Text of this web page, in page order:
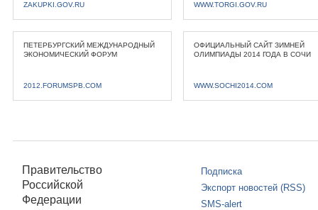
ZAKUPKI.GOV.RU WWW.TORGI.GOV.RU
ПЕТЕРБУРГСКИЙ МЕЖДУНАРОДНЫЙ
ЭКОНОМИЧЕСКИЙ ФОРУМ
2012.FORUMSPB.COM
ОФИЦИАЛЬНЫЙ САЙТ ЗИМНЕЙ
ОЛИМПИАДЫ 2014 ГОДА В СОЧИ
WWW.SOCHI2014.COM
Правительство
Российской
Федерации
Подписка
Экспорт новостей (RSS)
SMS-alert